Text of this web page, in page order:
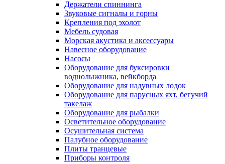
Держатели спиннинга
Звуковые сигналы и горны
Крепления под эхолот
Мебель судовая
Морская акустика и аксессуары
Навесное оборудование
Насосы
Оборудование для буксировки
воднолыжника, вейкборда
Оборудование для надувных лодок
Оборудование для парусных яхт, бегучий
такелаж
Оборудование для рыбалки
Осветительное оборудование
Осушительная система
Палубное оборудование
Плиты транцевые
Приборы контроля